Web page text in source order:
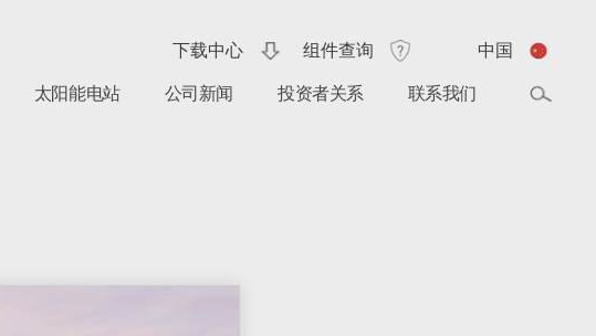
太阳能电站 公司新闻 投资者关系 联系我们
中国
组件查询
下载中心